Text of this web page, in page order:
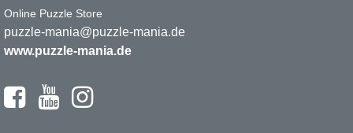
Online Puzzle Store
puzzle-mania@puzzle-mania.de
www.puzzle-mania.de